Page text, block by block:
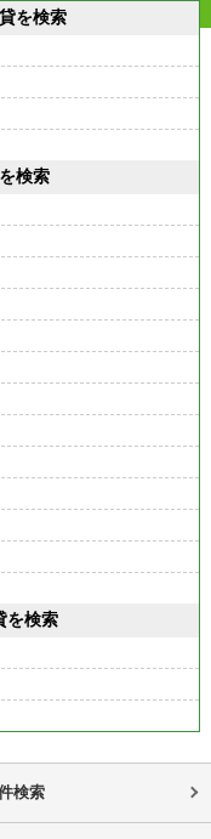
を検索
検索
を検索
検索